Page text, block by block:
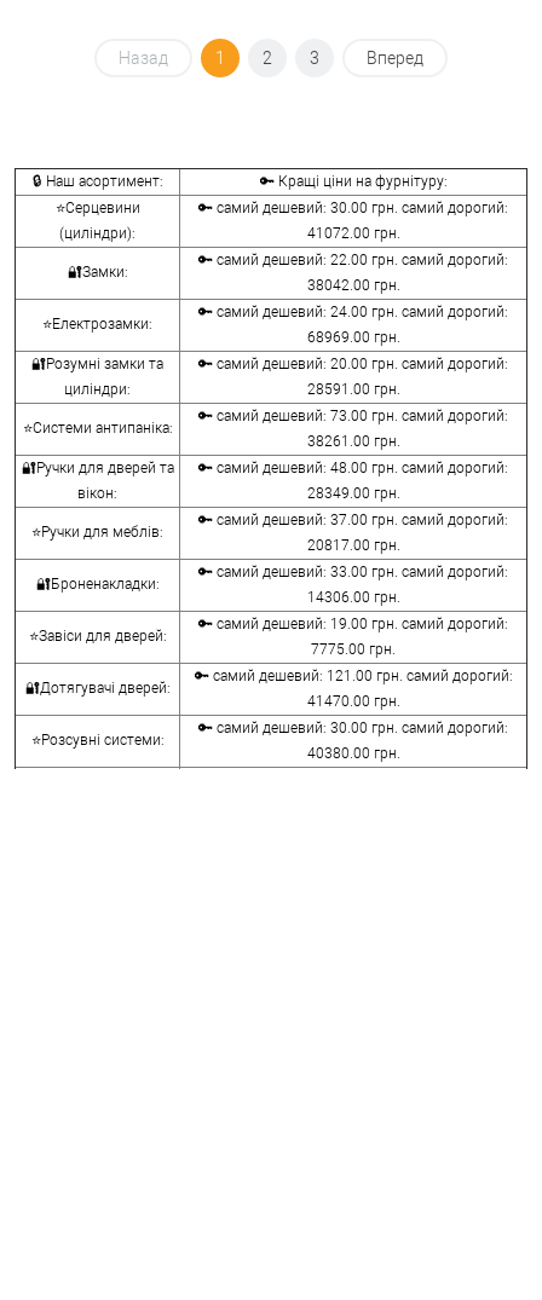
Назад 1 2 3 Вперед
🔒 Наш асортимент:
🔑 Кращі ціни на фурнітуру:
⭐Серцевини
(циліндри):
🔑 самий дешевий: 30.00 грн. самий дорогий:
41072.00 грн.
🔐Замки:
🔑 самий дешевий: 22.00 грн. самий дорогий:
38042.00 грн.
⭐Електрозамки:
🔑 самий дешевий: 24.00 грн. самий дорогий:
68969.00 грн.
🔐Розумні замки та
циліндри:
🔑 самий дешевий: 20.00 грн. самий дорогий:
28591.00 грн.
⭐Системи антипаніка:
🔑 самий дешевий: 73.00 грн. самий дорогий:
38261.00 грн.
🔐Ручки для дверей та
вікон:
🔑 самий дешевий: 48.00 грн. самий дорогий:
28349.00 грн.
⭐Ручки для меблів:
🔑 самий дешевий: 37.00 грн. самий дорогий:
20817.00 грн.
🔐Броненакладки:
🔑 самий дешевий: 33.00 грн. самий дорогий:
14306.00 грн.
⭐Завіси для дверей:
🔑 самий дешевий: 19.00 грн. самий дорогий:
7775.00 грн.
🔐Дотягувачі дверей:
🔑 самий дешевий: 121.00 грн. самий дорогий:
41470.00 грн.
⭐Розсувні системи:
🔑 самий дешевий: 30.00 грн. самий дорогий:
40380.00 грн.